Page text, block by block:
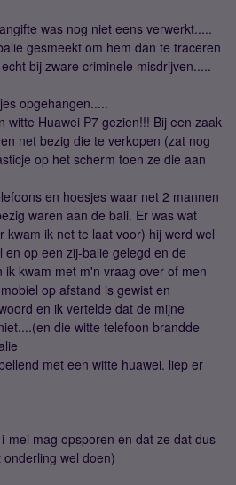
was nog niet eens verwerkt.....
gesmeekt om hem dan te traceren
bij zware criminele misdrijven.....
opgehangen.....
witte Huawei P7 gezien!!! Bij een zaak
net bezig die te verkopen (zat nog
op het scherm toen ze die aan
en hoesjes waar net 2 mannen
waren aan de bali. Er was wat
kwam ik net te laat voor) hij werd wel
op een zij-balie gelegd en de
ik kwam met m'n vraag over of men
op afstand is gewist en
en ik vertelde dat de mijne
die witte telefoon brandde
met een witte huawei. liep er
mei mag opsporen en dat ze dat dus
wel doen)